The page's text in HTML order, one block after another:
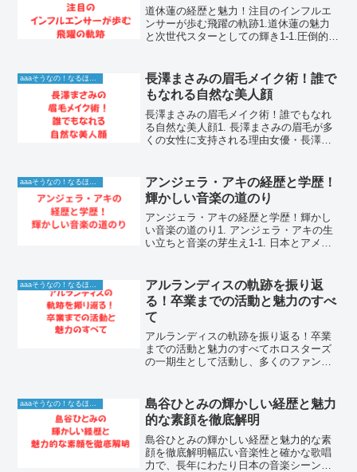
道休蓮の経歴と魅力！注目のインフルエ
ンサーが歩む飛躍の軌跡1.道休蓮の魅力
と次世代スターとしての輝き1-1.圧倒的な
二の存在感で、多くのファンを魅了して
きました。彼が画...
aaaそうなの！なるほど！情報
長澤まさみの眉毛メイク術！誰で
もなれる自然な美人顔
長澤まさみの眉毛メイク術！誰でもなれ
る自然な美人顔1. 長澤まさみの眉毛が多
くの女性に支持される理由女優・長澤ま
女の眉は、流行に左右されすぎず、その
人自身の魅力を最大限...
アンジェラ・アキの経歴と学歴！
輝かしい音楽の道のり
アンジェラ・アキの経歴と学歴！輝かし
い音楽の道のり1. アンジェラ・アキの生
い立ちと音楽の芽生え1-1. 日本とアメリ
の母の間に徳島県で生まれました。幼い
頃から音楽が身...
aaaそうなの！なるほど！情報
アルランディスの軌跡を振り返
る！卒業までの活動と魅力のすべ
て
アルランディスの軌跡を振り返る！卒業
までの活動と魅力のすべてホロスターズ
の一期生として活動し、多くのファンを
ラクターで人気を博しました。本記事で
は、彼の活動の軌跡を詳し...
aaaそうなの！なるほど！情報
島谷ひとみの輝かしい経歴と魅力
的な素顔を徹底解明
島谷ひとみの輝かしい経歴と魅力的な素
顔を徹底解明幅広い音楽性と確かな歌唱
力で、長年にわたり日本の音楽シーンを